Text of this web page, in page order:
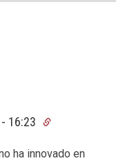
16:23
ha innovado en